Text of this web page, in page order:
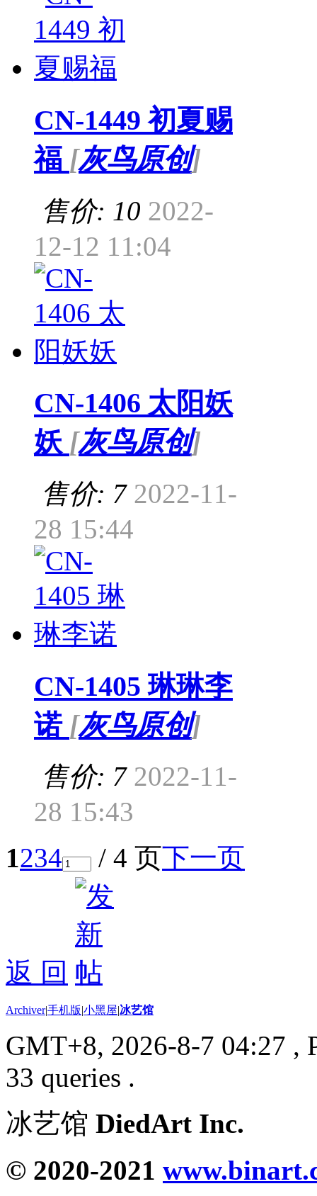
CN-1449 初夏赐
福 [灰鸟原创]
售价: 10 2022-
12-12 11:04
CN-1406 太阳妖
妖 [灰鸟原创]
售价: 7 2022-11-
28 15:44
CN-1405 琳琳李
诺 [灰鸟原创]
售价: 7 2022-11-
28 15:43
1234 / 4 页下一页
返 回
Archiver|手机版|小黑屋|冰艺馆
GMT+8, 2026-8-7 04:27 ,
33 queries .
冰艺馆 DiedArt Inc.
© 2020-2021